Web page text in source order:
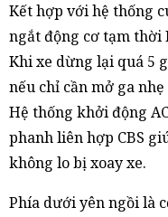
Kết hợp với hệ thống
ngắt động cơ tạm thời
Khi xe dừng lại quá 5
nếu chỉ cần mở ga
Hệ thống khởi động
phanh liên hợp CBS
không lo bị xoay xe.
Phía dưới yên ngồi là